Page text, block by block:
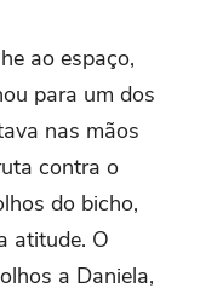
ao espaço,
para um dos
nas mãos
contra o
do bicho,
atitude. O
a Daniela,